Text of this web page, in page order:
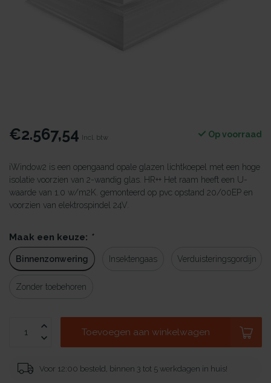
€2.567,54 Incl. btw Op voorraad
iWindow2 is een opengaand opale glazen lichtkoepel met een hoge
isolatie voorzien van 2-wandig glas. HR++ Het raam heeft een U-
waarde van 1.0 w/m2K. gemonteerd op pvc opstand 20/00EP en
voorzien van elektrospindel 24V.
Maak een keuze: *
Binnenzonwering Insektengaas Verduisteringsgordijn
Zonder toebehoren
Toevoegen aan winkelwagen
Voor 12:00 besteld, binnen 3 tot 5 werkdagen in huis!